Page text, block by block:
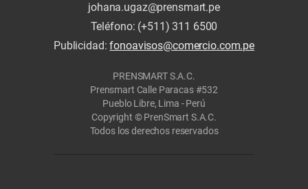
johana.ugaz@prensmart.pe
Teléfono: (+511) 311 6500
Publicidad:fonoavisos@comercio.com.pe
PRENSMART S.A.C.
Prensmart Calle Paracas #532
Pueblo Libre, Lima - Perú
Copyright © PrenSmart S.A.C.
Todos los derechos reservados